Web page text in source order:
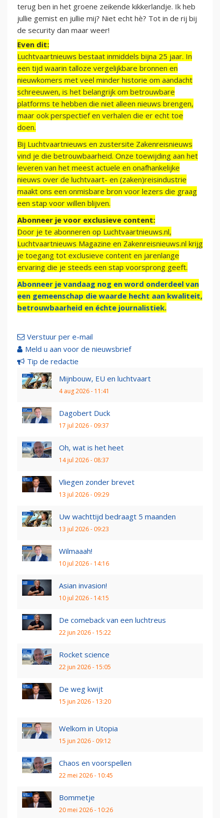
terug ben in het groene zeikende kikkerlandje. Ik heb
jullie gemist en jullie mij? Niet echt hè? Tot in de rij bij
de security dan maar weer!
Even dit:
Luchtvaartnieuws bestaat inmiddels bijna 25 jaar. In
een tijd waarin talloze vergelijkbare bronnen en
nieuwkomers met veel minder historie om aandacht
schreeuwen, is het belangrijk om betrouwbare
platforms te hebben die niet alleen nieuws brengen,
maar ook perspectief en verhalen die er echt toe
doen.
Bij Luchtvaartnieuws en zustersite Zakenreisnieuws
vind je die betrouwbaarheid. Onze toewijding aan het
leveren van het meest actuele en onafhankelijke
nieuws over de luchtvaart- en (zaken)reisindustrie
maakt ons een onmisbare bron voor lezers die graag
een stap voor willen blijven.
Abonneer je voor exclusieve content:
Door je te abonneren op Luchtvaartnieuws.nl,
Luchtvaartnieuws Magazine en Zakenreisnieuws.nl krijg
je toegang tot exclusieve content en jarenlange
ervaring die je steeds een stap voorsprong geeft.
Abonneer je vandaag nog en word onderdeel van
een gemeenschap die waarde hecht aan kwaliteit,
betrouwbaarheid en échte journalistiek.
Verstuur per e-mail
Meld u aan voor de nieuwsbrief
Tip de redactie
Mijnbouw, EU en luchtvaart
4 aug 2026 - 11:41
Dagobert Duck
17 jul 2026 - 09:37
Oh, wat is het heet
14 jul 2026 - 08:37
Vliegen zonder brevet
13 jul 2026 - 09:29
Uw wachttijd bedraagt 5 maanden
13 jul 2026 - 09:23
Wilmaaah!
10 jul 2026 - 14:16
Asian invasion!
10 jul 2026 - 14:15
De comeback van een luchtreus
22 jun 2026 - 15:22
Rocket science
22 jun 2026 - 15:05
De weg kwijt
15 jun 2026 - 13:20
Welkom in Utopia
15 jun 2026 - 09:12
Chaos en voorspellen
22 mei 2026 - 10:45
Bommetje
20 mei 2026 - 10:26